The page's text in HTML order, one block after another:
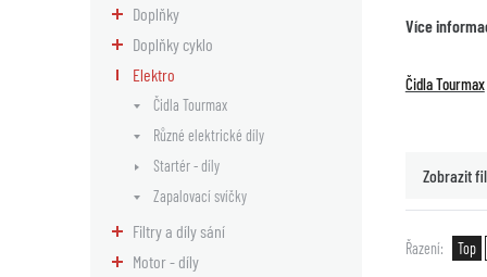
Doplňky
Doplňky cyklo
Elektro
Čidla Tourmax
Různé elektrické díly
Startér - díly
Zapalovací svíčky
Filtry a díly sání
Motor - díly
Více
Čidla Tourmax
Zobrazit
Řazení Top